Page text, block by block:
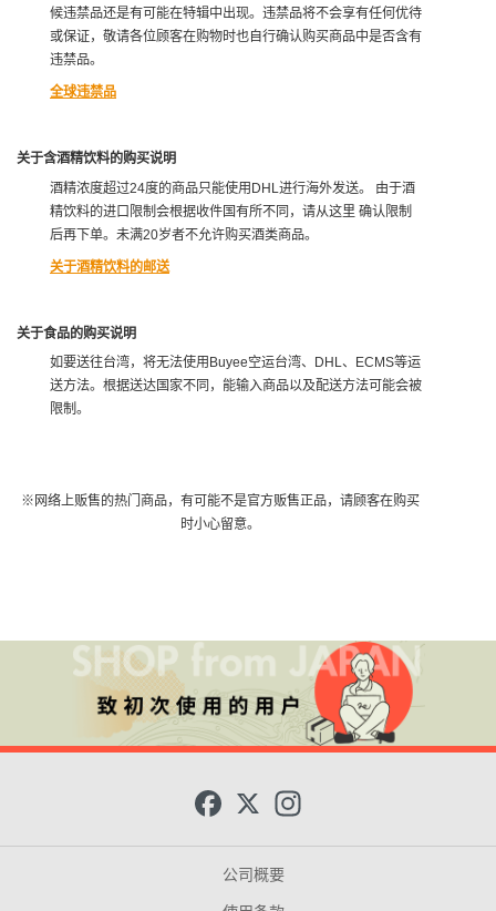
候违禁品还是有可能在特辑中出现。违禁品将不会享有任何优待
或保证，敬请各位顾客在购物时也自行确认购买商品中是否含有
违禁品。
全球违禁品
关于含酒精饮料的购买说明
酒精浓度超过24度的商品只能使用DHL进行海外发送。 由于酒
精饮料的进口限制会根据收件国有所不同，请从这里 确认限制
后再下单。未满20岁者不允许购买酒类商品。
关于酒精饮料的邮送
关于食品的购买说明
如要送往台湾，将无法使用Buyee空运台湾、DHL、ECMS等运
送方法。根据送达国家不同，能输入商品以及配送方法可能会被
限制。
※网络上贩售的热门商品，有可能不是官方贩售正品，请顾客在购买
时小心留意。
e
b
o
o
X
t
公司概要